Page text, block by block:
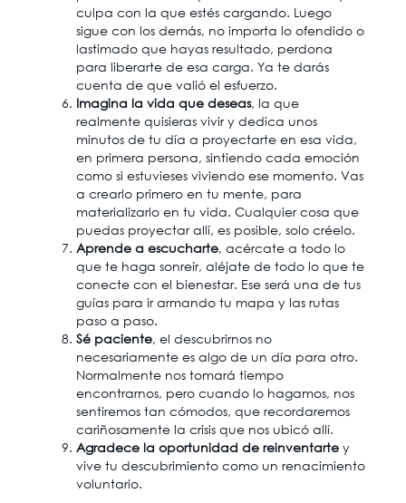
culpa con la que estés cargando. Luego
sigue con los demás, no importa lo ofendido o
lastimado que hayas resultado, perdona
para liberarte de esa carga. Ya te darás
cuenta de que valió el esfuerzo.
Imagina la vida que deseas, la que
realmente quisieras vivir y dedica unos
minutos de tu día a proyectarte en esa vida,
en primera persona, sintiendo cada emoción
como si estuvieses viviendo ese momento. Vas
a crearlo primero en tu mente, para
materializarlo en tu vida. Cualquier cosa que
puedas proyectar allí, es posible, solo créelo.
Aprende a escucharte, acércate a todo lo
que te haga sonreír, aléjate de todo lo que te
conecte con el bienestar. Ese será una de tus
guías para ir armando tu mapa y las rutas
paso a paso.
Sé paciente, el descubrirnos no
necesariamente es algo de un día para otro.
Normalmente nos tomará tiempo
encontrarnos, pero cuando lo hagamos, nos
sentiremos tan cómodos, que recordaremos
cariñosamente la crisis que nos ubicó allí.
Agradece la oportunidad de reinventarte y
vive tu descubrimiento como un renacimiento
voluntario.